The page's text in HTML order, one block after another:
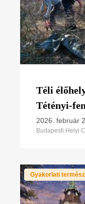
Téli
Tétényi-
2026. február
Budapesti Helyi
Gyakorlati